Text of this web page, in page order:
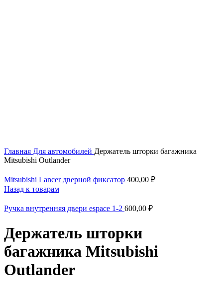
Главная Для автомобилей Держатель шторки багажника
Mitsubishi Outlander
Mitsubishi Lancer дверной фиксатор 400,00 ₽
Назад к товарам
Ручка внутренняя двери espace 1-2 600,00 ₽
Держатель шторки
багажника Mitsubishi
Outlander